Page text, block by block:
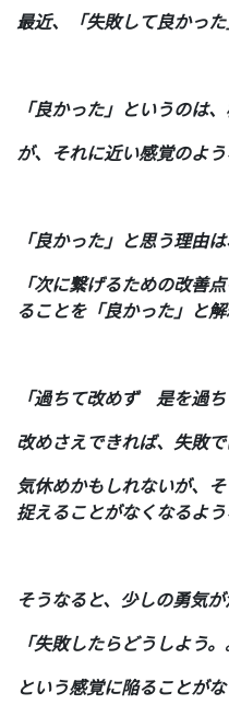
最近、「失敗して良かっ
「良かった」というのは
が、それに近い感覚のよう
「良かった」と思う理由
「次に繋げるための改善
ることを「良かった」と
「過ちて改めず 是を過ち
改めさえできれば、失敗で
気休めかもしれないが、
捉えることがなくなるよう
そうなると、少しの勇気が
「失敗したらどうしよう。
という感覚に陥ることがな